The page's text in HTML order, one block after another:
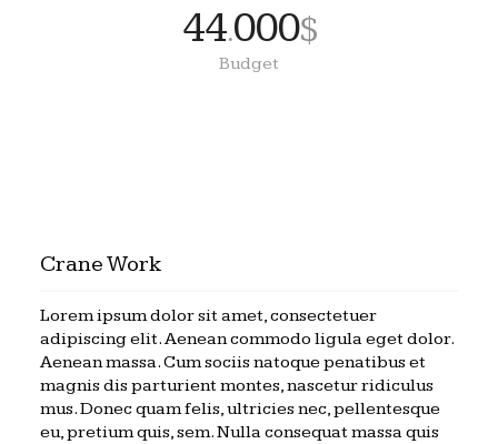
44.000$
Budget
Crane Work
Lorem ipsum dolor sit amet, consectetuer
adipiscing elit. Aenean commodo ligula eget dolor.
Aenean massa. Cum sociis natoque penatibus et
magnis dis parturient montes, nascetur ridiculus
mus. Donec quam felis, ultricies nec, pellentesque
eu, pretium quis, sem. Nulla consequat massa quis